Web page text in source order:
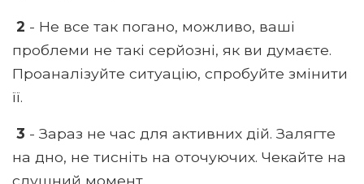
2 - Не все так погано, можливо, ваші
проблеми не такі серйозні, як ви думаєте.
Проаналізуйте ситуацію, спробуйте змінити
її.
3 - Зараз не час для активних дій. Залягте
на дно, не тисніть на оточуючих. Чекайте на